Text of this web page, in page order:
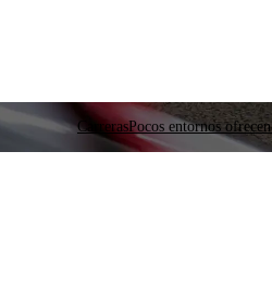
CarrerasPocos entornos